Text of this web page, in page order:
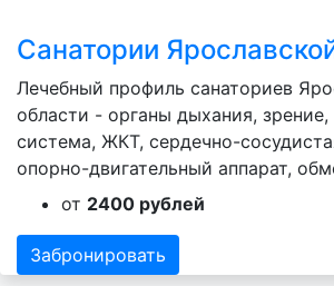
Санатории
Лечебный профиль санаториев
области - органы дыхания, зрение,
система, ЖКТ, сердечно-
опорно-двигательный аппарат,
от 2400 рублей
Забронировать